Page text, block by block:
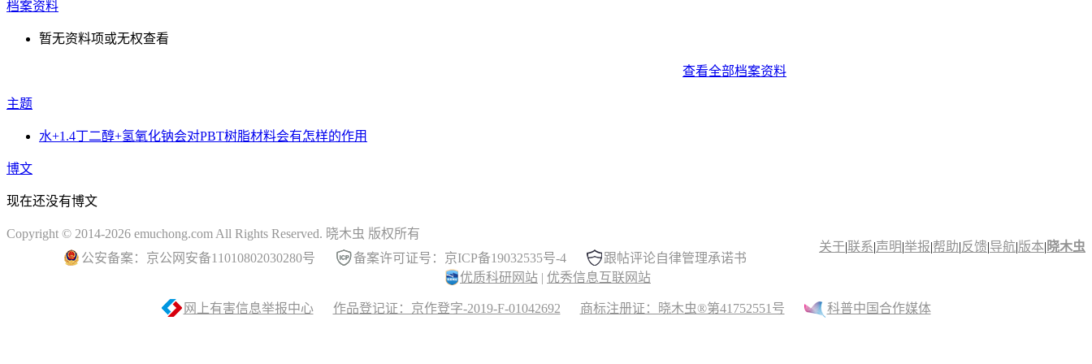
档案资料
暂无资料项或无权查看
查看全部档案资料
主题
水+1.4丁二醇+氢氧化钠会对PBT树脂材料会有怎样的作用
博文
现在还没有博文
关于|联系|声明|举报|帮助|反馈|导航|版本| 晓木虫
Copyright © 2014-2026 emuchong.com All Rights Reserved. 晓木虫 版权所有
公安备案：京公网安备11010802030280号
备案许可证号：京ICP备19032535号-4
跟帖评论自律管理承诺书
优质科研网站 | 优秀信息互联网站
网上有害信息举报中心 作品登记证：京作登字-2019-F-01042692 商标注册证：晓木虫®第41752551号 科普中国合作媒体